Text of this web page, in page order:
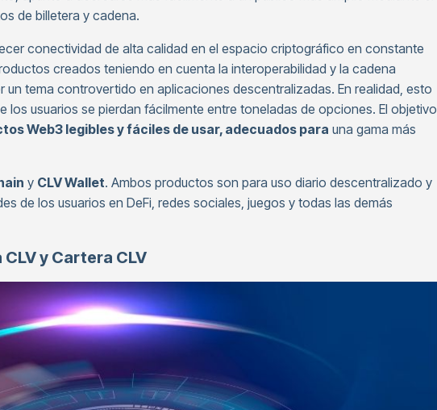
de billetera y cadena.
conectividad de alta calidad en el espacio criptográfico en constante
creados teniendo en cuenta la interoperabilidad y la cadena
un tema controvertido en aplicaciones descentralizadas. En realidad, esto
los usuarios se pierdan fácilmente entre toneladas de opciones. El objetivo
Web3 legibles y fáciles de usar, adecuados para una gama más
y CLV Wallet. Ambos productos son para uso diario descentralizado y
de los usuarios en DeFi, redes sociales, juegos y todas las demás
y Cartera CLV